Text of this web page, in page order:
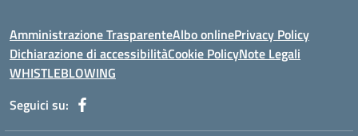
Amministrazione TrasparenteAlbo onlinePrivacy Policy
Dichiarazione di accessibilitàCookie PolicyNote Legali
WHISTLEBLOWING
Seguici su: